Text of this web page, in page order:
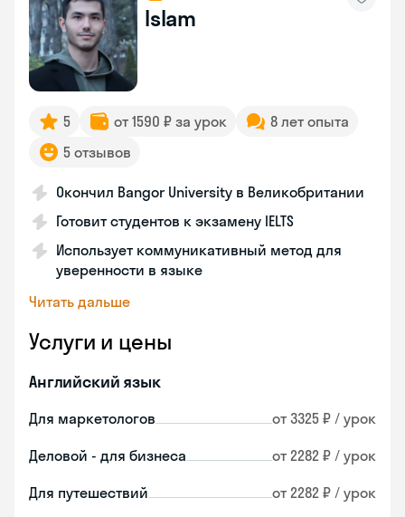
Islam
5 от 1590 ₽ за урок
8 лет опыта
5 отзывов
Окончил Bangor University в Великобритании
Готовит студентов к экзамену IELTS
Использует коммуникативный метод для
уверенности в языке
Читать дальше
Услуги и цены
Английский язык
Для маркетологов от 3325 ₽ / урок
Деловой - для бизнеса от 2282 ₽ / урок
Для путешествий от 2282 ₽ / урок